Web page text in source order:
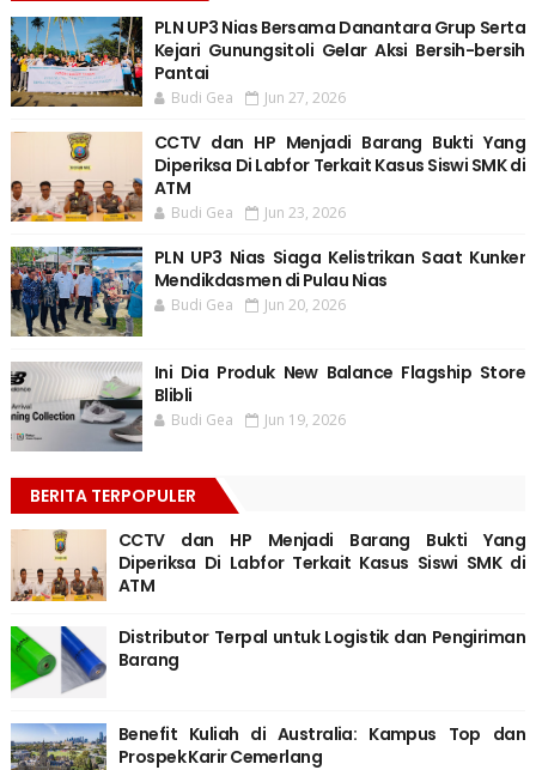
PLN UP3 Nias Bersama Danantara Grup Serta
Kejari Gunungsitoli Gelar Aksi Bersih-bersih
Pantai
Budi Gea Jun 27, 2026
CCTV dan HP Menjadi Barang Bukti Yang
Diperiksa Di Labfor Terkait Kasus Siswi SMK di
ATM
Budi Gea Jun 23, 2026
PLN UP3 Nias Siaga Kelistrikan Saat Kunker
Mendikdasmen di Pulau Nias
Budi Gea Jun 20, 2026
Ini Dia Produk New Balance Flagship Store
Blibli
Budi Gea Jun 19, 2026
BERITA TERPOPULER
CCTV dan HP Menjadi Barang Bukti Yang
Diperiksa Di Labfor Terkait Kasus Siswi SMK di
ATM
Distributor Terpal untuk Logistik dan Pengiriman
Barang
Benefit Kuliah di Australia: Kampus Top dan
Prospek Karir Cemerlang